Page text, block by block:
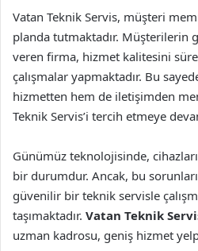
Vatan Teknik Servis, müşteri
planda tutmaktadır. Müşterilerin
veren firma, hizmet kalitesini
çalışmalar yapmaktadır. Bu
hizmetten hem de iletişimden
Teknik Servis’i tercih etmeye
Günümüz teknolojisinde,
bir durumdur. Ancak, bu
güvenilir bir teknik servisle
taşımaktadır. Vatan Teknik
uzman kadrosu, geniş hizmet